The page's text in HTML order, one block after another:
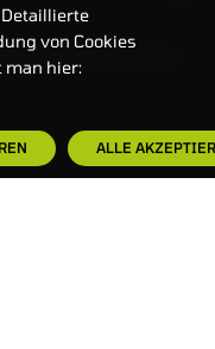
von Cookies
man hier:
ALLE